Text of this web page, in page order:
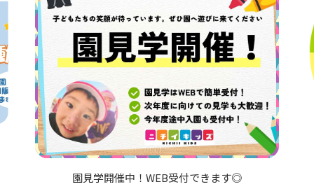
お食事
保育園見学
入園の概要
子育てひろばのご紹介
園見学開催中！WEB受付できます◎